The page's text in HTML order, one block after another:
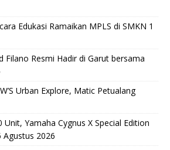
Edukasi Ramaikan MPLS di SMKN 1
Filano Resmi Hadir di Garut bersama
Urban Explore, Matic Petualang
Yamaha Cygnus X Special Edition
Agustus 2026